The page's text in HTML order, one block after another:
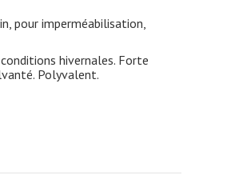
pour imperméabilisation,
hivernales. Forte
Polyvalent.